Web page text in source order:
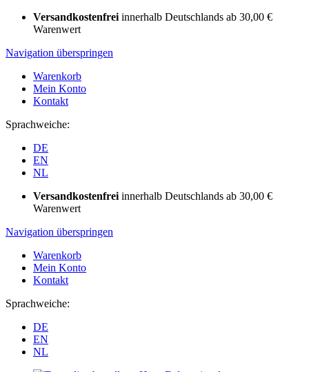
Versandkostenfrei innerhalb Deutschlands ab 30,00 €
Warenwert
Navigation überspringen
Warenkorb
Mein Konto
Kontakt
Sprachweiche:
DE
EN
NL
Versandkostenfrei innerhalb Deutschlands ab 30,00 €
Warenwert
Navigation überspringen
Warenkorb
Mein Konto
Kontakt
Sprachweiche:
DE
EN
NL